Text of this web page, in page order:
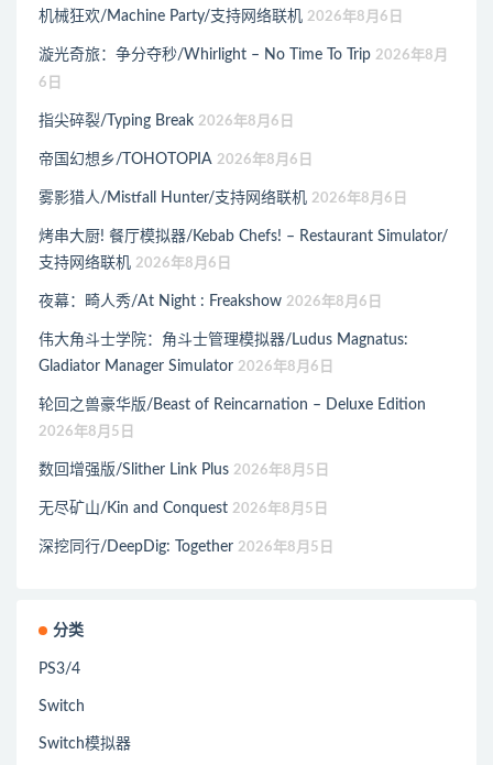
机械狂欢/Machine Party/支持网络联机 2026年8月6日
漩光奇旅：争分夺秒/Whirlight – No Time To Trip 2026年8月
6日
指尖碎裂/Typing Break 2026年8月6日
帝国幻想乡/TOHOTOPIA 2026年8月6日
雾影猎人/Mistfall Hunter/支持网络联机 2026年8月6日
烤串大厨! 餐厅模拟器/Kebab Chefs! – Restaurant Simulator/
支持网络联机 2026年8月6日
夜幕：畸人秀/At Night : Freakshow 2026年8月6日
伟大角斗士学院：角斗士管理模拟器/Ludus Magnatus:
Gladiator Manager Simulator 2026年8月6日
轮回之兽豪华版/Beast of Reincarnation – Deluxe Edition
2026年8月5日
数回增强版/Slither Link Plus 2026年8月5日
无尽矿山/Kin and Conquest 2026年8月5日
深挖同行/DeepDig: Together 2026年8月5日
分类
PS3/4
Switch
Switch模拟器